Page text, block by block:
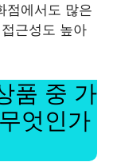
점에서도 많은
근성도 높아
품 중 가
엇인가